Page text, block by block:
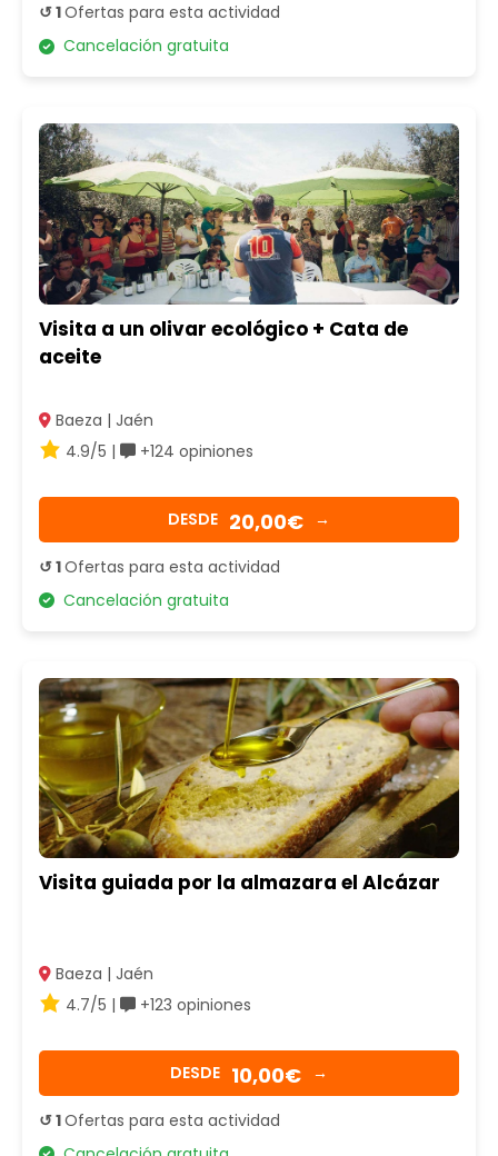
↺ 1Ofertas para esta actividad
Cancelación gratuita
Visita a un olivar ecológico + Cata de
aceite
Baeza | Jaén
4.9/5 |
+124 opiniones
DESDE 20,00€ →
↺ 1Ofertas para esta actividad
Cancelación gratuita
Visita guiada por la almazara el Alcázar
Baeza | Jaén
4.7/5 |
+123 opiniones
DESDE 10,00€ →
↺ 1Ofertas para esta actividad